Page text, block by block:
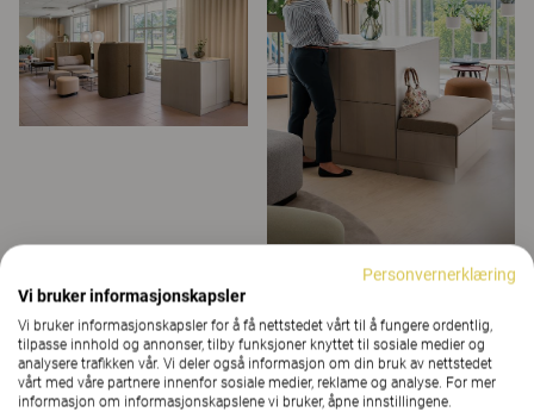
Personvernerklæring
Vi bruker informasjonskapsler
Vi bruker informasjonskapsler for å få nettstedet vårt til å fungere ordentlig,
tilpasse innhold og annonser, tilby funksjoner knyttet til sosiale medier og
analysere trafikken vår. Vi deler også informasjon om din bruk av nettstedet
vårt med våre partnere innenfor sosiale medier, reklame og analyse. For mer
informasjon om informasjonskapslene vi bruker, åpne innstillingene.